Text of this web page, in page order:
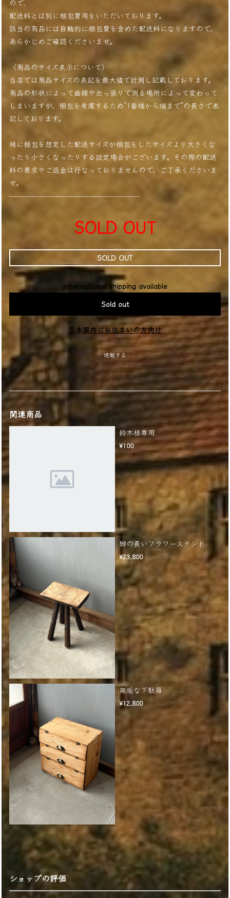
ので、
配送料とは別に梱包費用をいただいております。
該当の商品には自動的に梱包費を含めた配送料になりますので、
あらかじめご確認くださいませ。
〈商品のサイズ表示について〉
当店では商品サイズの表記を最大値で計測し記載しております。
商品の形状によって曲線や出っ張りで測る場所によって変わって
しまいますが、梱包を考慮するため”1番端から端まで”の長さで表
記しております。
稀に梱包を想定した配送サイズが梱包をしたサイズより大きくな
ったり小さくなったりする設定場合がございます。その際の配送
料の要求やご返金は行なっておりませんので、ご了承くださいま
せ。
---------------------------------------------------
SOLD OUT
SOLD OUT
International shipping available
Sold out
日本国内にお住まいの方向け
通報する
関連商品
鈴木様専用
¥100
脚の長いフラワースタンド
¥23,800
無垢な下駄箱
¥12,800
ショップの評価